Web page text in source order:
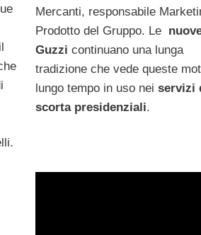
Mercanti, responsabile
Prodotto del Gruppo. Le
Guzzi continuano una lunga
tradizione che vede queste
lungo tempo in uso nei servizi
scorta presidenziali.